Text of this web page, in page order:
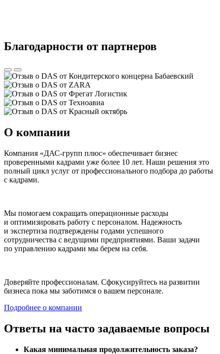
Благодарности от партнеров
О компании
Компания «ДАС-групп плюс» обеспечивает бизнес
проверенными кадрами уже более 10 лет. Наши решения это
полный цикл услуг от профессионального подбора до работы
с кадрами.
Мы помогаем сокращать операционные расходы
и оптимизировать работу с персоналом. Надежность
и экспертиза подтверждены годами успешного
сотрудничества с ведущими предприятиями. Ваши задачи
по управлению кадрами мы берем на себя.
Доверяйте профессионалам. Сфокусируйтесь на развитии
бизнеса пока мы заботимся о вашем персонале.
Подробнее о компании
Ответы на часто задаваемые вопросы
Какая минимальная продолжительность заказа?